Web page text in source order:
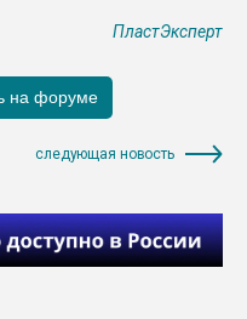
ПластЭксперт
следующая новость